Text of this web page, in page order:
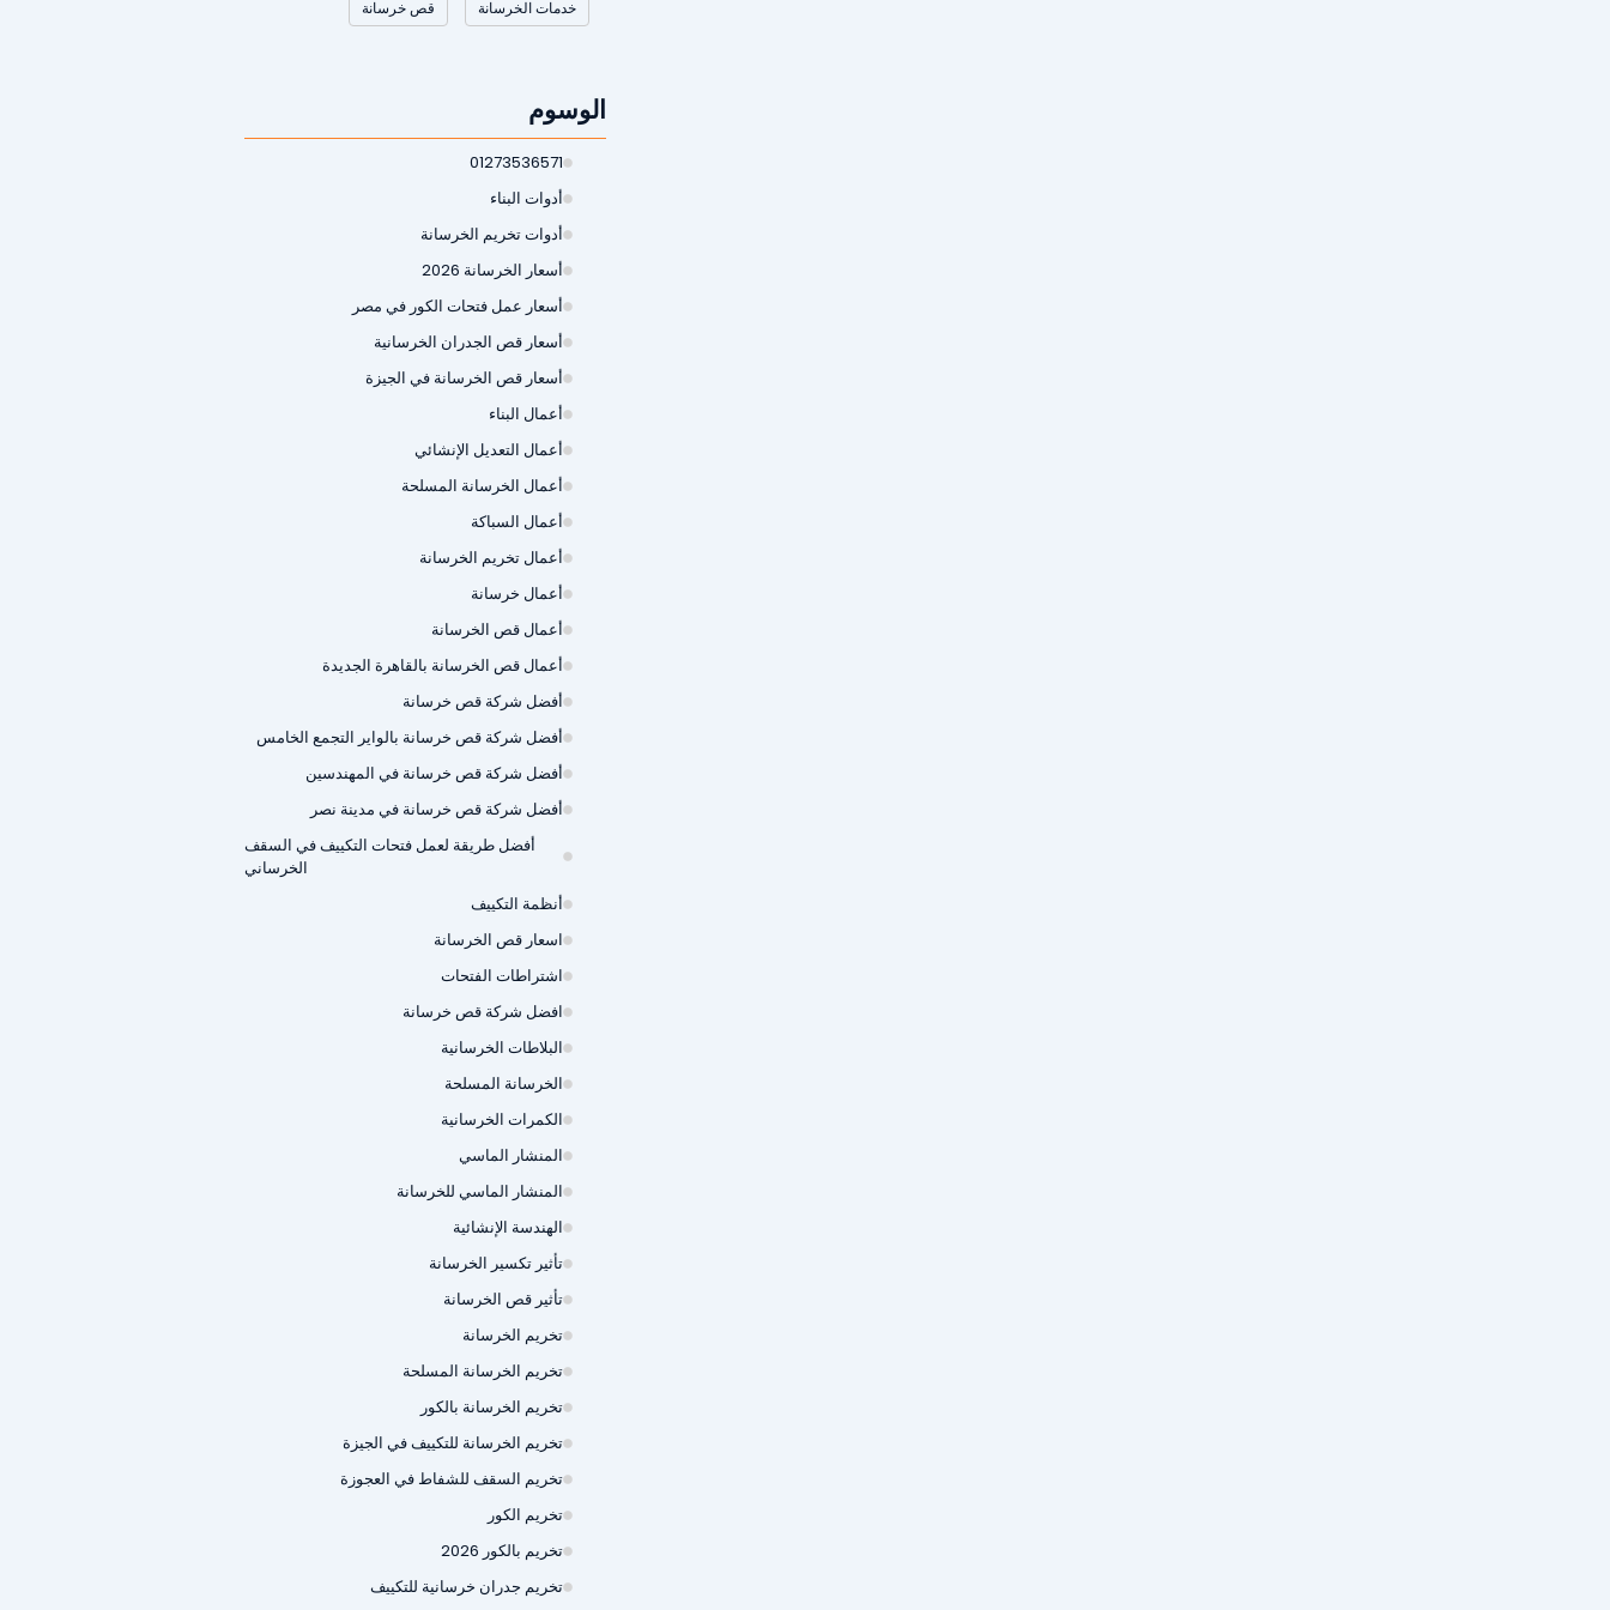
خدمات الخرسانة قص خرسانة
الوسوم
01273536571
أدوات البناء
أدوات تخريم الخرسانة
أسعار الخرسانة 2026
أسعار عمل فتحات الكور في مصر
أسعار قص الجدران الخرسانية
أسعار قص الخرسانة في الجيزة
أعمال البناء
أعمال التعديل الإنشائي
أعمال الخرسانة المسلحة
أعمال السباكة
أعمال تخريم الخرسانة
أعمال خرسانة
أعمال قص الخرسانة
أعمال قص الخرسانة بالقاهرة الجديدة
أفضل شركة قص خرسانة
أفضل شركة قص خرسانة بالواير التجمع الخامس
أفضل شركة قص خرسانة في المهندسين
أفضل شركة قص خرسانة في مدينة نصر
أفضل طريقة لعمل فتحات التكييف في السقف
الخرساني
أنظمة التكييف
اسعار قص الخرسانة
اشتراطات الفتحات
افضل شركة قص خرسانة
البلاطات الخرسانية
الخرسانة المسلحة
الكمرات الخرسانية
المنشار الماسي
المنشار الماسي للخرسانة
الهندسة الإنشائية
تأثير تكسير الخرسانة
تأثير قص الخرسانة
تخريم الخرسانة
تخريم الخرسانة المسلحة
تخريم الخرسانة بالكور
تخريم الخرسانة للتكييف في الجيزة
تخريم السقف للشفاط في العجوزة
تخريم الكور
تخريم بالكور 2026
تخريم جدران خرسانية للتكييف